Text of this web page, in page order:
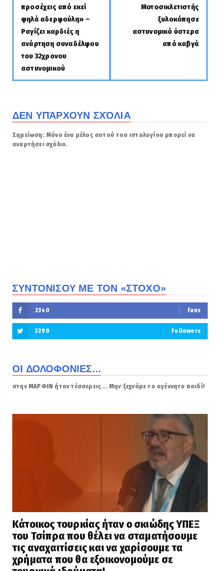
προσέχεις από εκεί
ψηλά αδερφούλη» –
Ραγίζει καρδιές η
ανάρτηση συναδέλφου
του 32χρονου
αστυνομικού
Μοτοσικλετιστής
ξυλοκόπησε
αστυνομικό ύστερα
από καβγά
ΔΕΝ ΥΠΆΡΧΟΥΝ ΣΧΌΛΙΑ
Σημείωση: Μόνο ένα μέλος αυτού του ιστολογίου μπορεί να
αναρτήσει σχόλιο.
ΣΥΝΤΟΝΙΣΟΥ ΜΕ ΤΟΝ «ΣΤΟΧΟ»
2340 Fans
3290 Followers
ΟΙ ΔΟΛΟΦΟΝΙΕΣ...
στην ΜΑΡΦΙΝ ήταν τέσσερεις... Μην ξεχνάμε το αγέννητο παιδί!
Κάτοικος τουρκίας ήταν ο σκιώδης ΥΠΕΞ
του Τσίπρα που θέλει να σταματήσουμε
τις αναχαιτίσεις και να χαρίσουμε τα
χρήματα που θα εξοικονομούμε σε